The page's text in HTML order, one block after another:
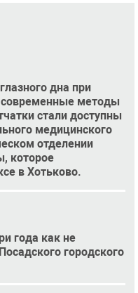
дна при
современные методы
стали доступны
медицинского
отделении
которое
в Хотьково.
года как не
городского